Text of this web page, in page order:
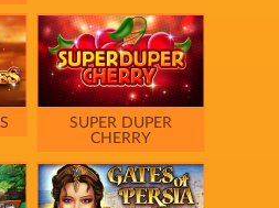
SUPER DUPER
CHERRY